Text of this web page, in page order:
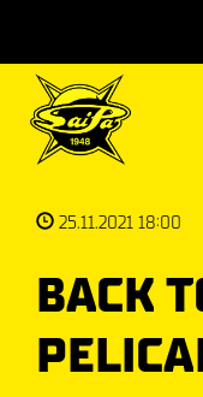
25.11.2021 18:00
BACK